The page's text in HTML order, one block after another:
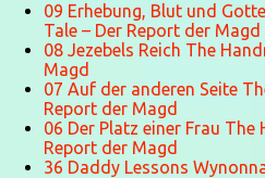
09 Erhebung, Blut und
Tale – Der Report der Magd
08 Jezebels Reich The
Magd
07 Auf der anderen Seite
Report der Magd
06 Der Platz einer Frau The
Report der Magd
36 Daddy Lessons